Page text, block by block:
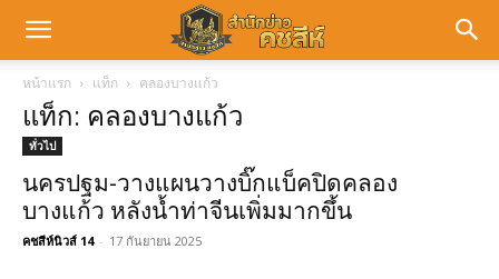
หน้าแรก แท็ก คลองบางแก้ว
แท็ก: คลองบางแก้ว
ทั่วไป
นครปฐม-วางแผนวางบิ๊กแบ็คปิดคลอง
บางแก้ว หลังน้ำท่าจีนเพิ่มมากขึ้น
คชสีห์นิวส์ 14 - 17 กันยายน 2025